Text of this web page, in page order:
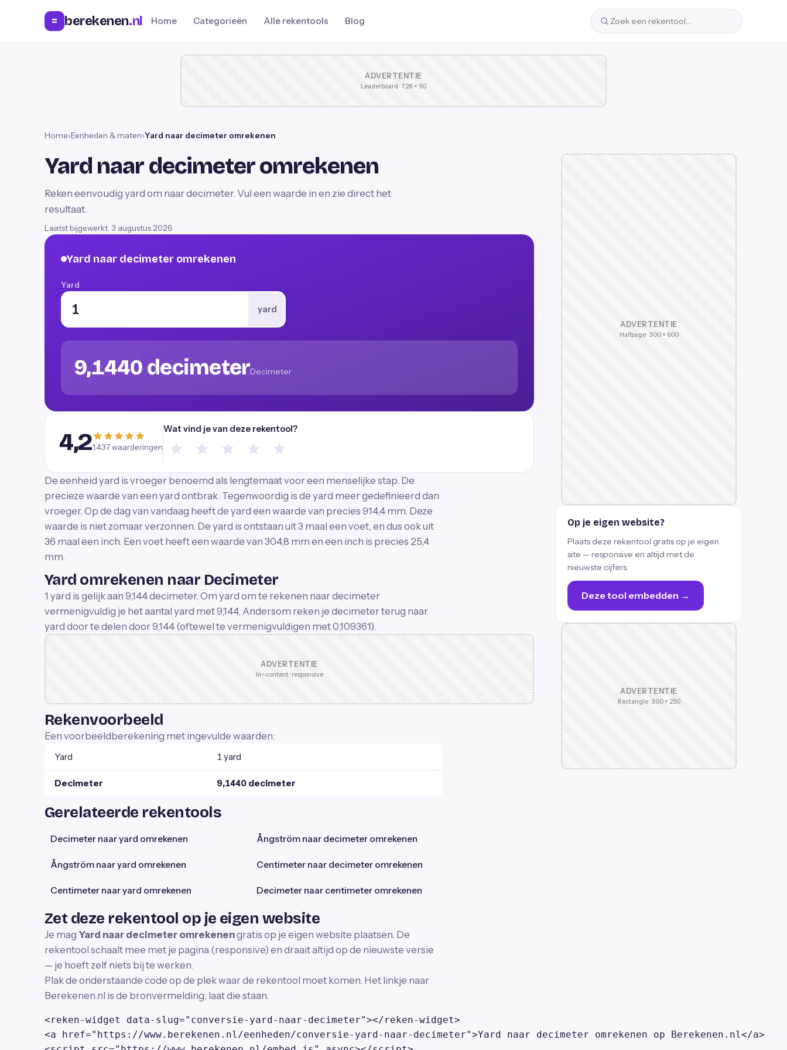
= berekenen.nl Home Categorieën Alle rekentools Blog
ADVERTENTIE
Leaderboard · 728 × 90
Home›Eenheden & maten›Yard naar decimeter omrekenen
Yard naar decimeter omrekenen
Reken eenvoudig yard om naar decimeter. Vul een waarde in en zie direct het
resultaat.
Laatst bijgewerkt: 3 augustus 2026
Yard naar decimeter omrekenen
Yard
yard
9,1440 decimeterDecimeter
4,21.437waarderingen
Wat vind je van deze rekentool?
De eenheid yard is vroeger benoemd als lengtemaat voor een menselijke stap. De
precieze waarde van een yard ontbrak. Tegenwoordig is de yard meer gedefinieerd dan
vroeger. Op de dag van vandaag heeft de yard een waarde van precies 914,4 mm. Deze
waarde is niet zomaar verzonnen. De yard is ontstaan uit 3 maal een voet, en dus ook uit
36 maal een inch. Een voet heeft een waarde van 304,8 mm en een inch is precies 25,4
mm.
Yard omrekenen naar Decimeter
1 yard is gelijk aan 9,144 decimeter. Om yard om te rekenen naar decimeter
vermenigvuldig je het aantal yard met 9,144. Andersom reken je decimeter terug naar
yard door te delen door 9,144 (oftewel te vermenigvuldigen met 0,109361).
ADVERTENTIE
In-content · responsive
Rekenvoorbeeld
Een voorbeeldberekening met ingevulde waarden:
Yard 1 yard
Decimeter 9,1440 decimeter
Gerelateerde rekentools
Decimeter naar yard omrekenen Ångström naar decimeter omrekenen
Ångström naar yard omrekenen Centimeter naar decimeter omrekenen
Centimeter naar yard omrekenen Decimeter naar centimeter omrekenen
Zet deze rekentool op je eigen website
Je mag Yard naar decimeter omrekenengratis op je eigen website plaatsen. De
rekentool schaalt mee met je pagina (responsive) en draait altijd op de nieuwste versie
— je hoeft zelf niets bij te werken.
Plak de onderstaande code op de plek waar de rekentool moet komen. Het linkje naar
Berekenen.nl is de bronvermelding; laat die staan.
<reken-widget data-slug="conversie-yard-naar-decimeter"></reken-widget>
<a href="https://www.berekenen.nl/eenheden/conversie-yard-naar-decimeter">Yard naar decimeter omrekenen op Berekenen.nl</a>
ADVERTENTIE
Halfpage · 300 × 600
Op je eigen website?
Plaats deze rekentool gratis op je eigen
site — responsive en altijd met de
nieuwste cijfers.
Deze tool embedden →
ADVERTENTIE
Rectangle · 300 × 250